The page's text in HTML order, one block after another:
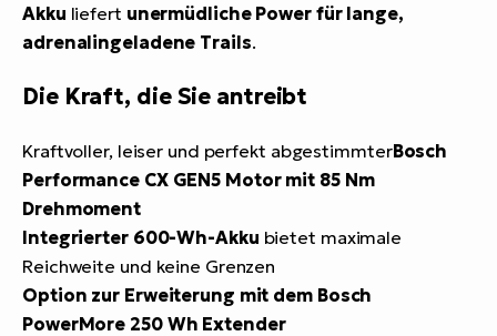
Akku liefert unermüdliche Power für lange,
adrenalingeladene Trails.
Die Kraft, die Sie antreibt
Kraftvoller, leiser und perfekt abgestimmterBosch
Performance CX GEN5 Motor mit 85 Nm
Drehmoment
Integrierter 600-Wh-Akku bietet maximale
Reichweite und keine Grenzen
Option zur Erweiterung mit dem Bosch
PowerMore 250 Wh Extender